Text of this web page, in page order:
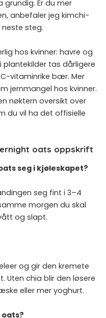
grundig. Er du mer
anbefaler jeg kimchi-
steg.
hos kvinner: havre og
plantekilder tas dårligere
vitaminrike bær. Mer
jernmangel hos kvinner.
nøktern oversikt over
du vil ha det offisielle
oats oppskrift
seg i kjøleskapet?
seg fint i 3–4
morgen du skal
og slapt.
og gir den kremete
Uten chia blir den løsere
eller mer yoghurt.